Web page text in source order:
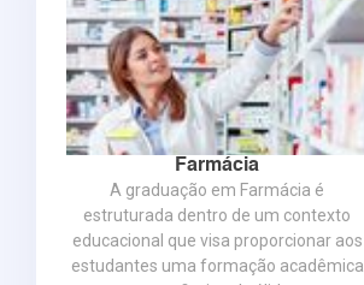
Farmácia
A graduação em Farmácia é
estruturada dentro de um contexto
educacional que visa proporcionar aos
estudantes uma formação acadêmica